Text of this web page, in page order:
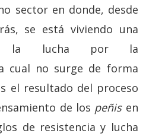
sector en donde, desde
se está viviendo una
la lucha por la
cual no surge de forma
el resultado del proceso
de los peñisen
de resistencia y lucha